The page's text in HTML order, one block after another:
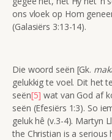
ons vloek op Hom
(Galasiërs 3:13-14).
Die woord seën [Gk.
gelukkig te voel. Dit het
seën[5] wat van God af
seën (Efesiërs 1:3). So
geluk hê (v.3-4). Martyn
the Christian is a serious